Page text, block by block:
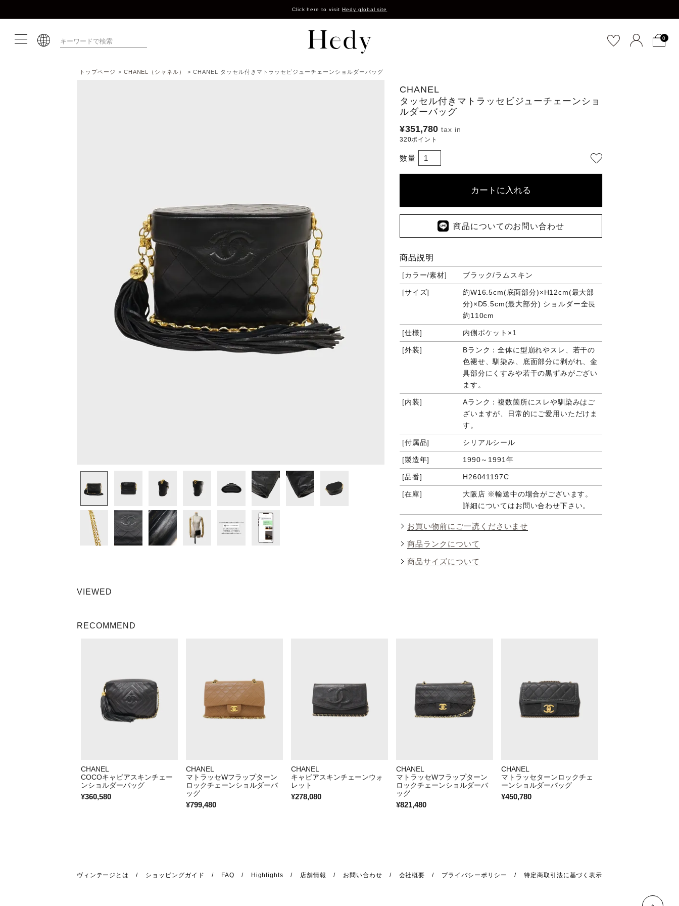
Click here to visit Hedy global site
0
トップページ CHANEL（シャネル） CHANEL タッセル付きマトラッセビジューチェーンショルダーバッグ
CHANEL
タッセル付きマトラッセビジューチェーンショ
ルダーバッグ
¥351,780
320ポイント
カートに入れる
商品についてのお問い合わせ
商品説明
カラー/素材 ブラック/ラムスキン
サイズ
約W16.5cm(底面部分)×H12cm(最大部
分)×D5.5cm(最大部分) ショルダー全長
約110cm
仕様 内側ポケット×1
外装
Bランク：全体に型崩れやスレ、若干の
色褪せ、馴染み、底面部分に剥がれ、金
具部分にくすみや若干の黒ずみがござい
ます。
内装
Aランク：複数箇所にスレや馴染みはご
ざいますが、日常的にご愛用いただけま
す。
付属品 シリアルシール
製造年 1990～1991年
品番 H26041197C
在庫
大阪店 ※輸送中の場合がございます。
詳細についてはお問い合わせ下さい。
お買い物前にご一読くださいませ
商品ランクについて
商品サイズについて
VIEWED
RECOMMEND
CHANEL
COCOキャビアスキンチェー
ンショルダーバッグ
¥360,580
CHANEL
マトラッセWフラップターン
ロックチェーンショルダーバ
ッグ
¥799,480
CHANEL
キャビアスキンチェーンウォ
レット
¥278,080
CHANEL
マトラッセWフラップターン
ロックチェーンショルダーバ
ッグ
¥821,480
CHANEL
マトラッセターンロックチェ
ーンショルダーバッグ
¥450,780
ヴィンテージとは ショッピングガイド FAQ Highlights 店舗情報 お問い合わせ 会社概要 プライバシーポリシー 特定商取引法に基づく表示